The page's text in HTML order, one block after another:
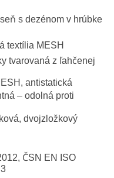
s dezénom v hrúbke
textília MESH
tvarovaná z ľahčenej
antistatická
– odolná proti
dvojzložkový
ČSN EN ISO